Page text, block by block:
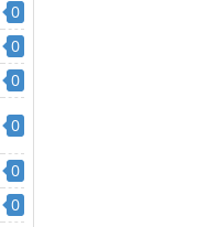
0
0
0
0
0
0